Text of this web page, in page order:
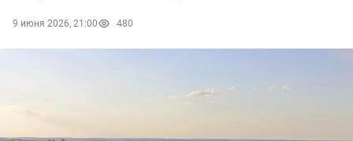
9 июня 2026, 21:00 480